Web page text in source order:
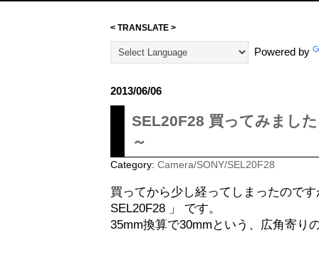
< TRANSLATE >
Powered by
2013/06/06
SEL20F28 買ってみまし
～
Category: Camera/SONY/SEL20F28
買ってから少し経ってしまったので
SEL20F28 」 です。
35mm換算で30mmという、広角寄り